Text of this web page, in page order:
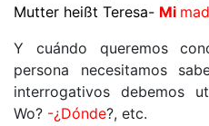
Mutter heißt Teresa- Mi
Y cuándo queremos
persona necesitamos
interrogativos debemos
Wo? -¿Dónde?, etc.